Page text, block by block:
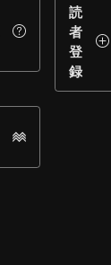
読
者
登
録